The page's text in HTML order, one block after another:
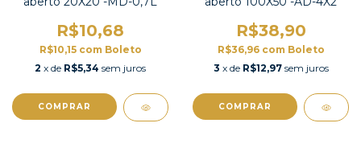
R$10,68
R$10,15 com Boleto
2 x de R$5,34 sem juros
COMPRAR
R$38,90
R$36,96 com Boleto
3 x de R$12,97 sem juros
COMPRAR